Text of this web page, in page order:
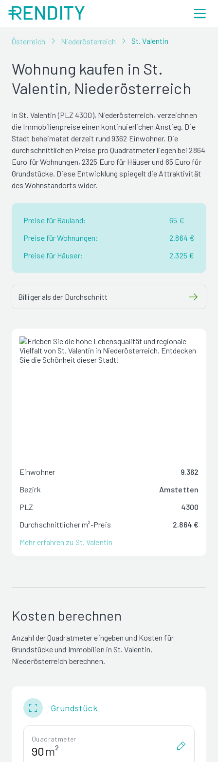
Österreich Niederösterreich St. Valentin
Wohnung kaufen in St.
Valentin, Niederösterreich
In St. Valentin (PLZ 4300), Niederösterreich, verzeichnen
die Immobilienpreise einen kontinuierlichen Anstieg. Die
Stadt beheimatet derzeit rund 9362 Einwohner. Die
durchschnittlichen Preise pro Quadratmeter liegen bei 2864
Euro für Wohnungen, 2325 Euro für Häuser und 65 Euro für
Grundstücke. Diese Entwicklung spiegelt die Attraktivität
des Wohnstandorts wider.
Preise für Bauland:
65 €
Preise für Wohnungen:
2.864 €
Preise für Häuser:
2.325 €
Billiger als der Durchschnitt
Einwohner
9.362
Bezirk
Amstetten
PLZ
4300
Durchschnittlicher m²-Preis
2.864 €
Mehr erfahren zu St. Valentin
Kosten berechnen
Anzahl der Quadratmeter eingeben und Kosten für
Grundstücke und Immobilien in St. Valentin,
Niederösterreich berechnen.
Grundstück
Quadratmeter
m²